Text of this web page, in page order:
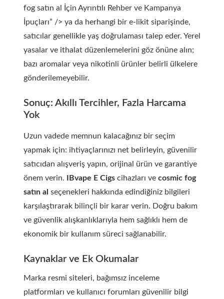
fog satın al İçin Ayrıntılı Rehber ve Kampanya
İpuçları” /> ya da herhangi bir e-likit siparişinde,
satıcılar genellikle yaş doğrulaması talep eder. Yerel
yasalar ve ithalat düzenlemelerini göz önüne alın;
bazı aromalar veya nikotinli ürünler belirli ülkelere
gönderilemeyebilir.
Sonuç: Akıllı Tercihler, Fazla Harcama
Yok
Uzun vadede memnun kalacağınız bir seçim
yapmak için: ihtiyaçlarınızı net belirleyin, güvenilir
satıcıdan alışveriş yapın, orijinal ürün ve garantiye
önem verin.
IBvape E Cigs cihazları ve cosmic fog
satın al seçenekleri hakkında edindiğiniz bilgileri
karşılaştırarak bilinçli bir karar verin. Doğru bakım
ve güvenlik alışkanlıklarıyla hem sağlıklı hem de
ekonomik bir kullanım süreci sağlanabilir.
Kaynaklar ve Ek Okumalar
Marka resmi siteleri, bağımsız inceleme
platformları ve kullanıcı forumları güvenilir bilgi